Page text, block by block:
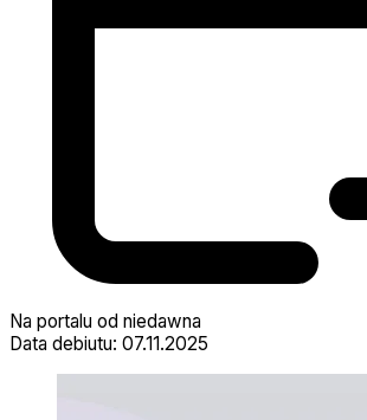
Na portalu od niedawna
Data debiutu: 07.11.2025